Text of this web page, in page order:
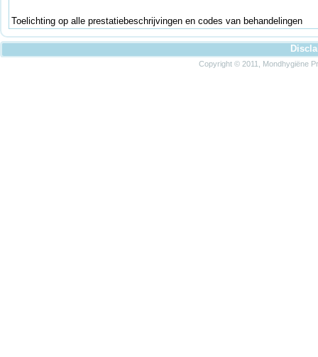
Toelichting op alle prestatiebeschrijvingen en codes van behandelingen
Copyright © 2011, Mondhygiëne